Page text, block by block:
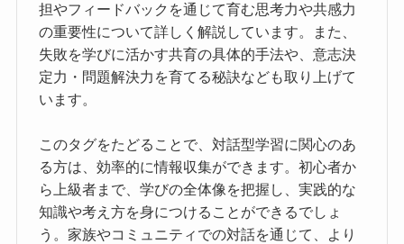
担やフィードバックを通じて育む思考力や共感力
の重要性について詳しく解説しています。また、
失敗を学びに活かす共育の具体的手法や、意志決
定力・問題解決力を育てる秘訣なども取り上げて
います。
このタグをたどることで、対話型学習に関心のあ
る方は、効率的に情報収集ができます。初心者か
ら上級者まで、学びの全体像を把握し、実践的な
知識や考え方を身につけることができるでしょ
う。家族やコミュニティでの対話を通じて、より